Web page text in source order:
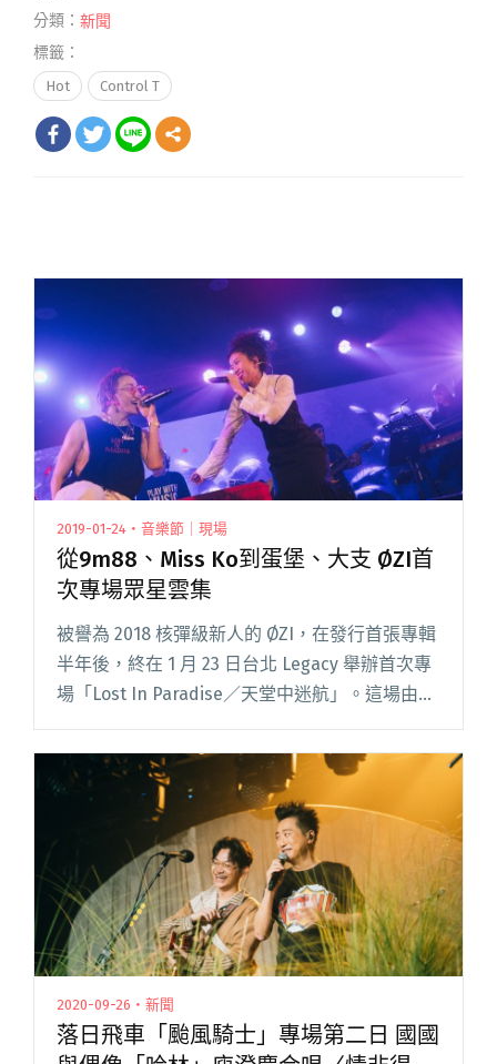
分類： 新聞
標籤：
Hot Control T
2019-01-24・音樂節｜現場
從9m88、Miss Ko到蛋堡、大支 ØZI首
次專場眾星雲集
被譽為 2018 核彈級新人的 ØZI，在發行首張專輯
半年後，終在 1 月 23 日台北 Legacy 舉辦首次專
場「Lost In Paradise／天堂中迷航」。這場由新
樂園與華貴娛樂共同主辦的演唱會，在去年 12 月
啟售時，號稱 4 閱讀全文 "從9m88、Miss Ko到
蛋堡、大支 ØZI首次專場眾星雲集"
2020-09-26・新聞
落日飛車「颱風騎士」專場第二日 國國